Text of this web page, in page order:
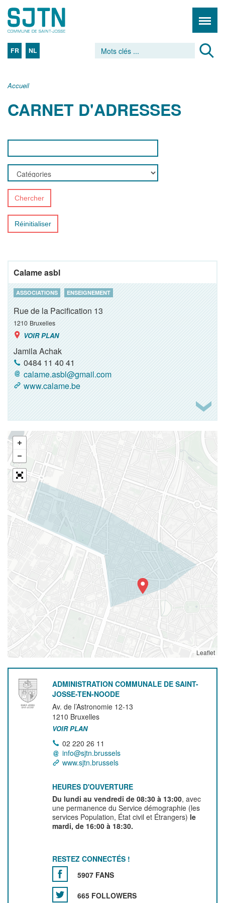
FR NL
Accueil
CARNET D'ADRESSES
Chercher
Réinitialiser
Calame asbl
ASSOCIATIONS ENSEIGNEMENT
Rue de la Pacification 13
1210 Bruxelles
VOIR PLAN
Jamila Achak
0484 11 40 41
calame.asbl@gmail.com
www.calame.be
Leaflet
ADMINISTRATION COMMUNALE DE SAINT-
JOSSE-TEN-NOODE
Av. de l’Astronomie 12-13
1210 Bruxelles
VOIR PLAN
02 220 26 11
info@sjtn.brussels
www.sjtn.brussels
HEURES D'OUVERTURE
Du lundi au vendredi de 08:30 à 13:00, avec
une permanence du Service démographie (les
services Population, État civil et Étrangers) le
mardi, de 16:00 à 18:30.
RESTEZ CONNECTÉS !
5907 FANS
665 FOLLOWERS